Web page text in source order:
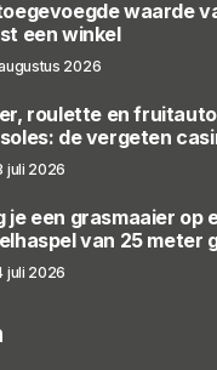
waarde
een winkel
2026
roulette en
de vergeten
juli 2026
je een grasmaaier op
van 25 meter
juli 2026